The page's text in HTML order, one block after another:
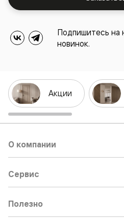
Подпишитесь на
новинок.
Акции
О компании
Сервис
Полезно